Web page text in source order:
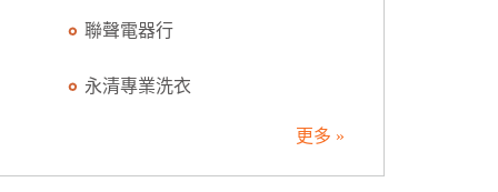
聯聲電器行
永清專業洗衣
更多 »